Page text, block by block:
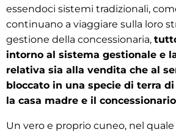
essendoci sistemi tradizionali,
continuano a viaggiare sulla loro
gestione della concessionaria,
intorno al sistema gestionale e
relativa sia alla vendita che al
bloccato in una specie di terra
la casa madre e il concessionario
Un vero e proprio cuneo, nel